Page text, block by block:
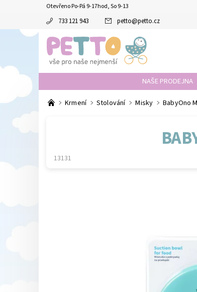
Otevřeno Po-Pá 9-17hod, So 9-13
733 121 943 petto@petto.cz
NAŠE PRODEJNA
Krmení Stolování Misky BabyOno
13131